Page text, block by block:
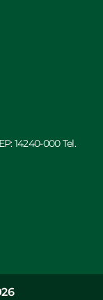
14240-000 Tel.